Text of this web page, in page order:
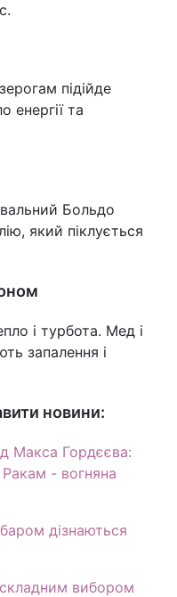
підійде
енергії та
Больдо
який піклується
і турбота. Мед і
запалення і
новини:
Макса Гордєєва:
- вогняна
дізнаються
вибором